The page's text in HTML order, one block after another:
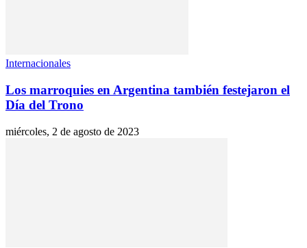
Internacionales
Los marroquies en Argentina también festejaron el
Día del Trono
miércoles, 2 de agosto de 2023